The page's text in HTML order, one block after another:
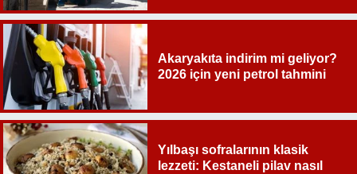
Akaryakıta indirim mi geliyor?
2026 için yeni petrol tahmini
Yılbaşı sofralarının klasik
lezzeti: Kestaneli pilav nasıl